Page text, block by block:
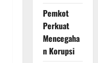
Pemkot
Perkuat
Mencegaha
n Korupsi